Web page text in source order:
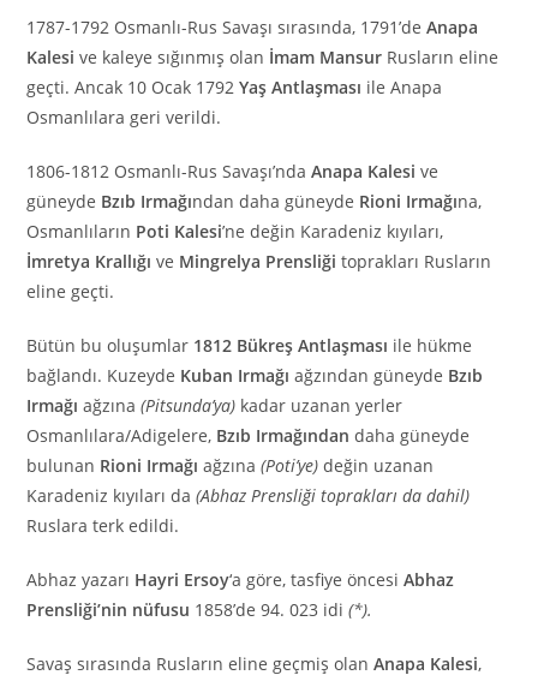
1787-1792 Osmanlı-Rus Savaşı sırasında, 1791’deAnapa
Kalesive kaleye sığınmış olan İmam Mansur Rusların eline
geçti. Ancak 10 Ocak 1792Yaş Antlaşması ile Anapa
Osmanlılara geri verildi.
1806-1812 Osmanlı-Rus Savaşı’ndaAnapa Kalesi ve
güneyde Bzıb Irmağından daha güneyde Rioni Irmağına,
Osmanlıların Poti Kalesi’ne değin Karadeniz kıyıları,
İmretya Krallığı ve Mingrelya Prensliği toprakları Rusların
eline geçti.
Bütün bu oluşumlar 1812 Bükreş Antlaşması ile hükme
bağlandı. Kuzeyde Kuban Irmağı ağzından güneyde Bzıb
Irmağı ağzına(Pitsunda’ya) kadar uzanan yerler
Osmanlılara/Adigelere, Bzıb Irmağından daha güneyde
bulunan Rioni Irmağı ağzına(Poti’ye) değin uzanan
Karadeniz kıyıları da(Abhaz Prensliği toprakları da dahil)
Ruslara terk edildi.
Abhaz yazarı Hayri Ersoy‘a göre, tasfiye öncesiAbhaz
Prensliği’nin nüfusu 1858’de 94. 023 idi(*).
Savaş sırasında Rusların eline geçmiş olanAnapa Kalesi,